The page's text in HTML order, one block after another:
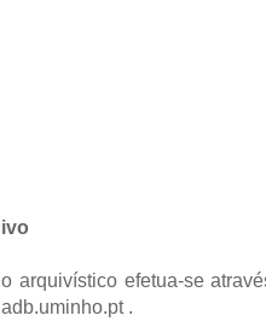
arquivístico efetua-se
.